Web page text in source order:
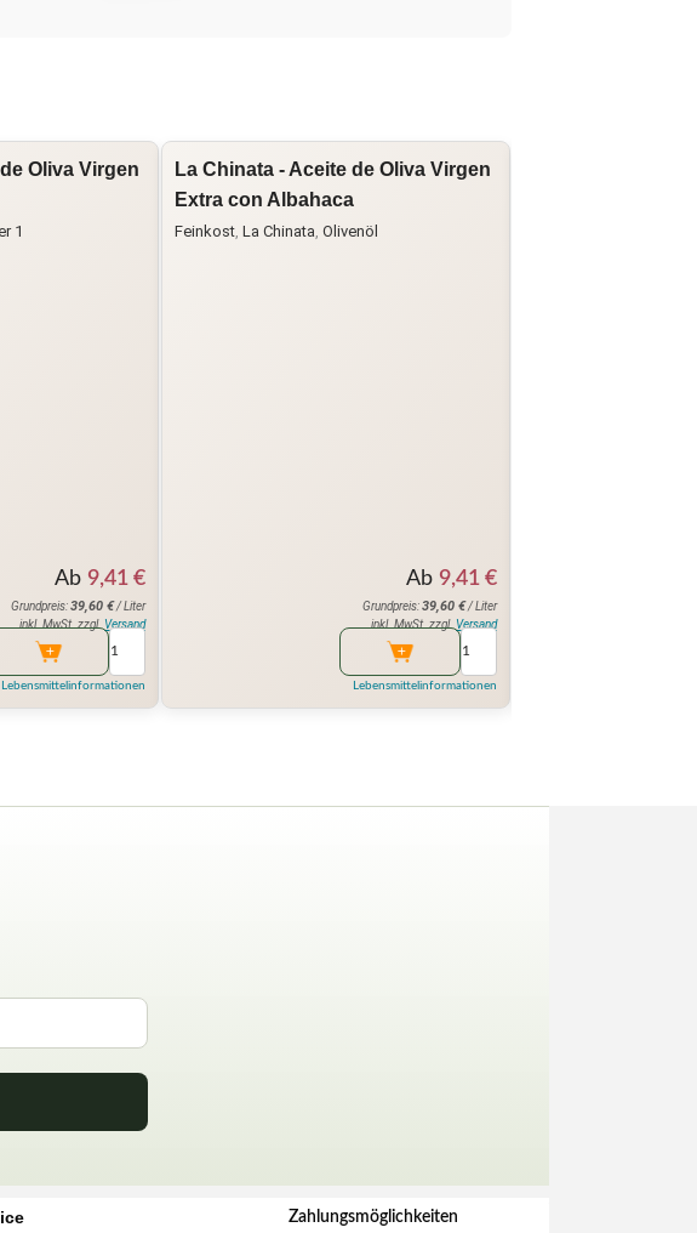
Oliva Virgen
1
Ab 9,41 €
Grundpreis:39,60 €/ Liter
inkl. MwSt. zzgl. Versand
Lebensmittelinformationen
La Chinata - Aceite de Oliva Virgen
Extra con Albahaca
Feinkost La Chinata Olivenöl
Ab 9,41 €
Grundpreis:39,60 €/ Liter
inkl. MwSt. zzgl. Versand
Lebensmittelinformationen
Zahlungsmöglichkeiten